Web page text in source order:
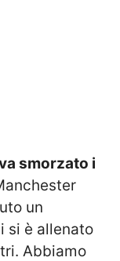
smorzato i
un
si è allenato
Abbiamo